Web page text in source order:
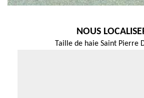
NOUS
Taille de haie Saint Pierre